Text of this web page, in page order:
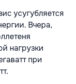
усугубляется
Вчера,
нагрузки
при